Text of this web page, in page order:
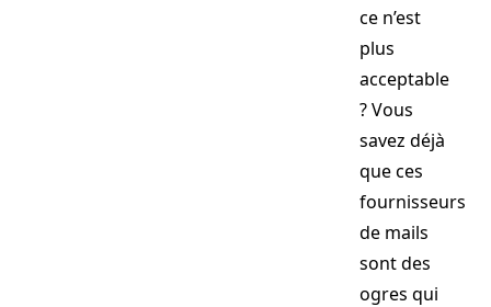
ce n’est
plus
acceptable
? Vous
savez déjà
que ces
fournisseurs
de mails
sont des
ogres qui